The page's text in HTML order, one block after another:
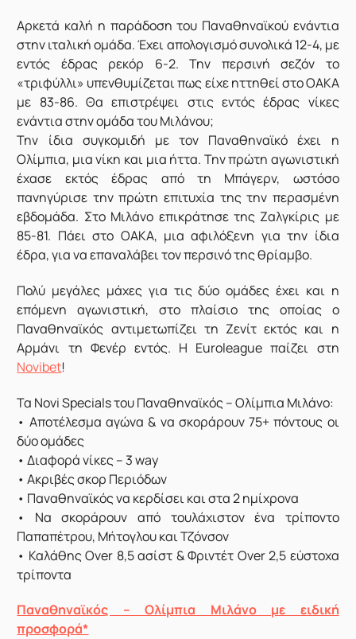
Αρκετά καλή η παράδοση του Παναθηναϊκού ενάντια
στην ιταλική ομάδα. Έχει απολογισμό συνολικά 12-4, με
εντός έδρας ρεκόρ 6-2. Την περσινή σεζόν το
«τριφύλλι» υπενθυμίζεται πως είχε ηττηθεί στο ΟΑΚΑ
με 83-86. Θα επιστρέψει στις εντός έδρας νίκες
ενάντια στην ομάδα του Μιλάνου;
Την ίδια συγκομιδή με τον Παναθηναϊκό έχει η
Ολίμπια, μια νίκη και μια ήττα. Την πρώτη αγωνιστική
έχασε εκτός έδρας από τη Μπάγερν, ωστόσο
πανηγύρισε την πρώτη επιτυχία της την περασμένη
εβδομάδα. Στο Μιλάνο επικράτησε της Ζαλγκίρις με
85-81. Πάει στο ΟΑΚΑ, μια αφιλόξενη για την ίδια
έδρα, για να επαναλάβει τον περσινό της θρίαμβο.
Πολύ μεγάλες μάχες για τις δύο ομάδες έχει και η
επόμενη αγωνιστική, στο πλαίσιο της οποίας ο
Παναθηναϊκός αντιμετωπίζει τη Ζενίτ εκτός και η
Αρμάνι τη Φενέρ εντός. Η Euroleague παίζει στη
Novibet!
Τα Novi Specials του Παναθηναϊκός – Ολίμπια Μιλάνο:
• Αποτέλεσμα αγώνα & να σκοράρουν 75+ πόντους οι
δύο ομάδες
• Διαφορά νίκες – 3 way
• Ακριβές σκορ Περιόδων
• Παναθηναϊκός να κερδίσει και στα 2 ημίχρονα
• Να σκοράρουν από τουλάχιστον ένα τρίποντο
Παπαπέτρου, Μήτογλου και Τζόνσον
• Καλάθης Over 8,5 ασίστ & Φριντέτ Over 2,5 εύστοχα
τρίποντα
Παναθηναϊκός – Ολίμπια Μιλάνο με ειδική
προσφορά*